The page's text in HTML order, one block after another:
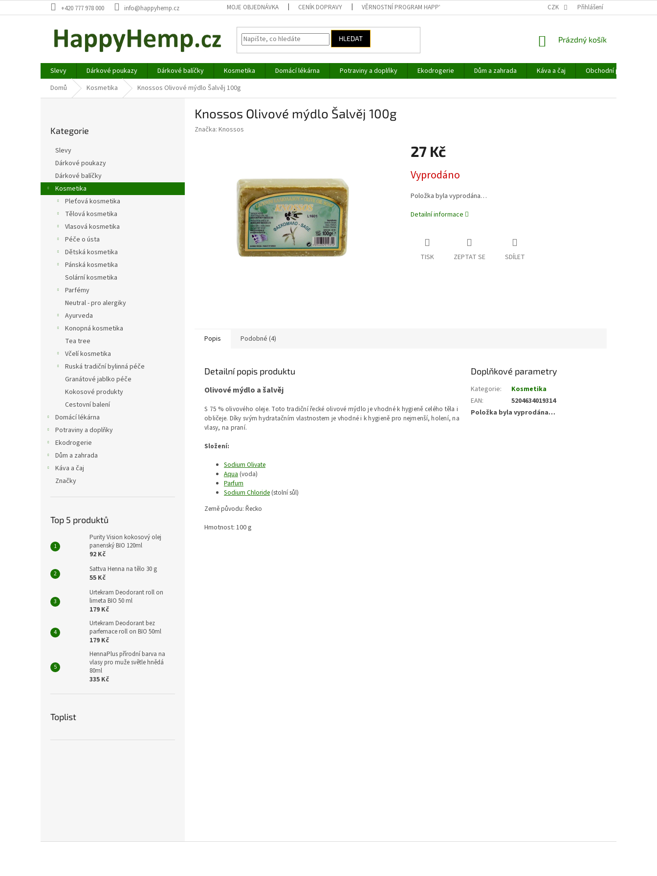
na
+420 777 978 000 info@happyhemp.cz MOJE OBJEDNÁVKA CENÍK DOPRAVY VĚRNOSTNÍ PROGRAM HAPPYHEMP® NAPIŠTE NÁM
CZK Přihlášení
HLEDAT
NÁKUPNÍ
Prázdný košík
Slevy Dárkové poukazy Dárkové balíčky Kosmetika Domácí lékárna Potraviny a doplňky Ekodrogerie Dům a zahrada Káva a čaj
Obchodní podmínky
Domů
Kosmetika Knossos Olivové mýdlo Šalvěj 100g
kategorie
Kategorie
Slevy
Dárkové poukazy
Dárkové balíčky
Kosmetika
Pleťová kosmetika
Tělová kosmetika
Vlasová kosmetika
Péče o ústa
Dětská kosmetika
Pánská kosmetika
Solární kosmetika
Parfémy
Neutral - pro alergiky
Ayurveda
Konopná kosmetika
Tea tree
Včelí kosmetika
Ruská tradiční bylinná péče
Granátové jablko péče
Kokosové produkty
Cestovní balení
Domácí lékárna
Potraviny a doplňky
Ekodrogerie
Dům a zahrada
Káva a čaj
Značky
Top 5 produktů
Purity Vision kokosový olej
panenský BIO 120ml
92 Kč
Sattva Henna na tělo 30 g
55 Kč
Urtekram Deodorant roll on
limeta BIO 50 ml
179 Kč
Urtekram Deodorant bez
parfemace roll on BIO 50ml
179 Kč
HennaPlus přírodní barva na
vlasy pro muže světle hnědá
80ml
335 Kč
Toplist
Knossos Olivové mýdlo Šalvěj 100g
Značka: Knossos
27 Kč
cena:
Vyprodáno
Položka byla vyprodána…
Detailní informace
TISK ZEPTAT SE SDÍLET
Popis Podobné (4)
Detailní popis produktu
Olivové mýdlo a šalvěj
S 75 % olivového oleje. Toto tradiční řecké olivové mýdlo je vhodné k hygieně celého těla i
obličeje. Díky svým hydratačním vlastnostem je vhodné i k hygieně pro nejmenší, holení, na
vlasy, na praní.
Složení:
Sodium Olivate
Aqua (voda)
Parfum
Sodium Chloride (stolní sůl)
Země původu: Řecko
Hmotnost: 100 g
Doplňkové parametry
Kategorie:
Kosmetika
EAN:
5204634019314
Položka byla vyprodána…